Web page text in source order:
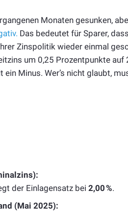
Monaten gesunken,
Das bedeutet für Sparer,
Zinspolitik wieder einmal
um 0,25 Prozentpunkte auf
Minus. Wer’s nicht glaubt,
der Einlagensatz bei 2,00 %.
(Mai 2025):